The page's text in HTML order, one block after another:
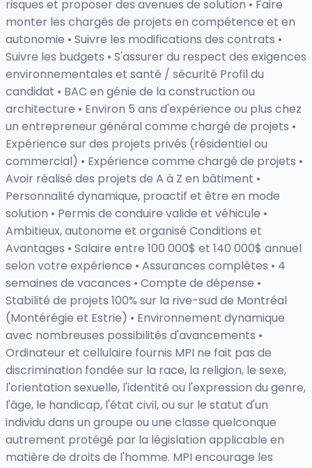
risques et proposer des avenues de solution • Faire
monter les chargés de projets en compétence et en
autonomie • Suivre les modifications des contrats •
Suivre les budgets • S'assurer du respect des exigences
environnementales et santé / sécurité Profil du
candidat • BAC en génie de la construction ou
architecture • Environ 5 ans d'expérience ou plus chez
un entrepreneur général comme chargé de projets •
Expérience sur des projets privés (résidentiel ou
commercial) • Expérience comme chargé de projets •
Avoir réalisé des projets de A à Z en bâtiment •
Personnalité dynamique, proactif et être en mode
solution • Permis de conduire valide et véhicule •
Ambitieux, autonome et organisé Conditions et
Avantages • Salaire entre 100 000$ et 140 000$ annuel
selon votre expérience • Assurances complètes • 4
semaines de vacances • Compte de dépense •
Stabilité de projets 100% sur la rive-sud de Montréal
(Montérégie et Estrie) • Environnement dynamique
avec nombreuses possibilités d'avancements •
Ordinateur et cellulaire fournis MPI ne fait pas de
discrimination fondée sur la race, la religion, le sexe,
l'orientation sexuelle, l'identité ou l'expression du genre,
l'âge, le handicap, l'état civil, ou sur le statut d'un
individu dans un groupe ou une classe quelconque
autrement protégé par la législation applicable en
matière de droits de l'homme. MPI encourage les